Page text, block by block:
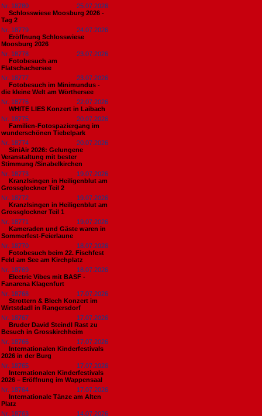
Nr. 18780
25.07.2026
Schlosswiese Moosburg 2026 -
Tag 2
Nr. 18779
24.07.2026
Eröffnung Schlosswiese
Moosburg 2026
Nr. 18778
23.07.2026
Fotobesuch am
Flatschachersee
Nr. 18777
23.07.2026
Fotobesuch im Minimundus -
die kleine Welt am Wörthersee
Nr. 18776
22.07.2026
WHITE LIES Konzert in Laibach
Nr. 18775
20.07.2026
Familien-Fotospaziergang im
wunderschönen Tiebelpark
Nr. 18774
20.07.2026
SiniAir 2026: Gelungene
Veranstaltung mit bester
Stimmung /Sinabelkirchen
Nr. 18773
19.07.2026
Kranzlsingen in Heiligenblut am
Grossglockner Teil 2
Nr. 18772
19.07.2026
Kranzlsingen in Heiligenblut am
Grossglockner Teil 1
Nr. 18771
19.07.2026
Kameraden und Gäste waren in
Sommerfest-Feierlaune
Nr. 18770
18.07.2026
Fotobesuch beim 22. Fischfest
Feld am See am Kirchplatz
Nr. 18769
18.07.2026
Electric Vibes mit BASF -
Fanarena Klagenfurt
Nr. 18768
17.07.2026
Strottern & Blech Konzert im
Wirtstdadl in Rangersdorf
Nr. 18767
17.07.2026
Bruder David Steindl Rast zu
Besuch in Grosskirchheim
Nr. 18766
17.07.2026
Internationalen Kinderfestivals
2026 in der Burg
Nr. 18765
17.07.2026
Internationalen Kinderfestivals
2026 – Eröffnung im Wappensaal
Nr. 18764
17.07.2026
Internationale Tänze am Alten
Platz
Nr. 18763
14.07.2026